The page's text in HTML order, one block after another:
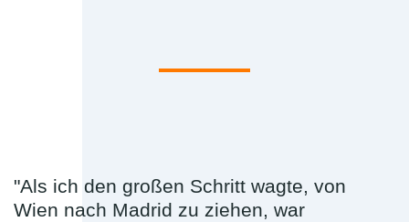
"Als ich den großen Schritt wagte, von
Wien nach Madrid zu ziehen, war